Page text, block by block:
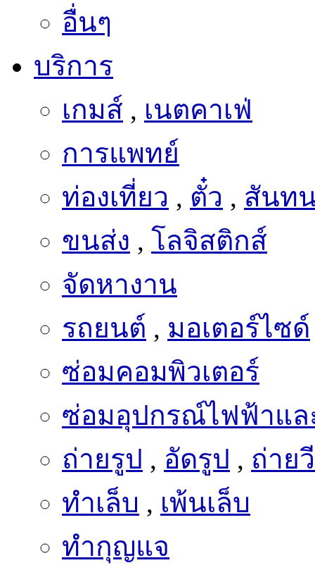
อื่นๆ
บริการ
เกมส์ , เนตคาเฟ่
การแพทย์
ท่องเที่ยว , ตั๋ว , สันท
ขนส่ง , โลจิสติกส์
จัดหางาน
รถยนต์ , มอเตอร์ไซด์
ซ่อมคอมพิวเตอร์
ซ่อมอุปกรณ์ไฟฟ้าแล
ถ่ายรูป , อัดรูป , ถ่าย
ทำเล็บ , เพ้นเล็บ
ทำกุญแจ